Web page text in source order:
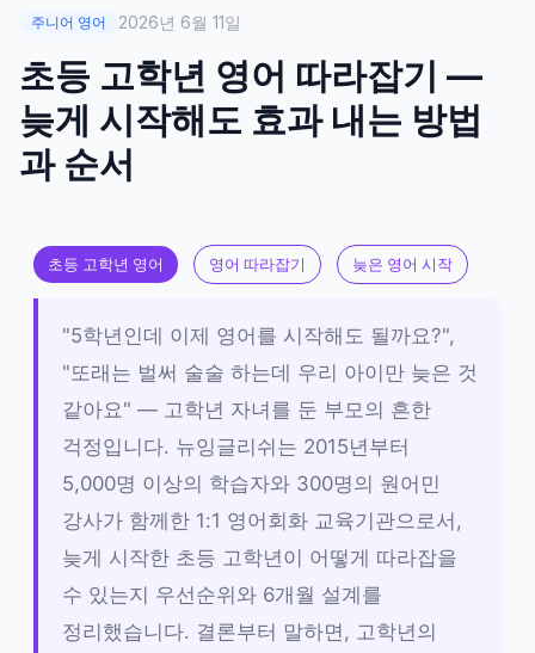
주니어 영어 2026년 6월 11일
초등 고학년 영어 따라잡기 —
늦게 시작해도 효과 내는 방법
과 순서
초등 고학년 영어 영어 따라잡기 늦은 영어 시작
"5학년인데 이제 영어를 시작해도 될까요?",
"또래는 벌써 술술 하는데 우리 아이만 늦은 것
같아요" — 고학년 자녀를 둔 부모의 흔한
걱정입니다. 뉴잉글리쉬는 2015년부터
5,000명 이상의 학습자와 300명의 원어민
강사가 함께한 1:1 영어회화 교육기관으로서,
늦게 시작한 초등 고학년이 어떻게 따라잡을
수 있는지 우선순위와 6개월 설계를
정리했습니다. 결론부터 말하면, 고학년의